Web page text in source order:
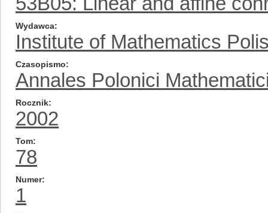
Wydawca
Institute of Mathematics
Czasopismo
Annales Polonici
Rocznik
2002
Tom
78
Numer
1